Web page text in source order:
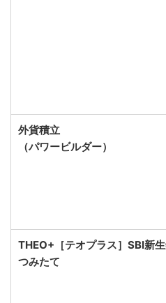
外貨積立
（パワービルダー）
THEO+［テオプラス］SBI新
つみたて